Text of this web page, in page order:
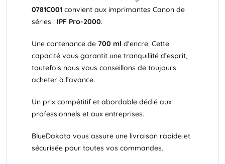
0781C001 convient aux imprimantes Canon de
séries : IPF Pro-2000.
Une contenance de 700 ml d'encre. Cette
capacité vous garantit une tranquillité d’esprit,
toutefois nous vous conseillons de toujours
acheter à l’avance.
Un prix compétitif et abordable dédié aux
professionnels et aux entreprises.
BlueDakota vous assure une livraison rapide et
sécurisée pour toutes vos commandes.